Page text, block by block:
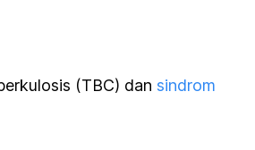
(TBC) dan sindrom